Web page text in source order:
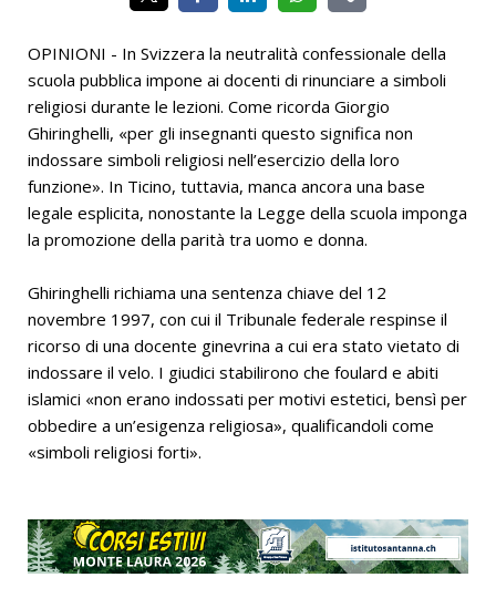
OPINIONI - In Svizzera la neutralità confessionale della
scuola pubblica impone ai docenti di rinunciare a simboli
religiosi durante le lezioni. Come ricorda Giorgio
Ghiringhelli, «per gli insegnanti questo significa non
indossare simboli religiosi nell’esercizio della loro
funzione». In Ticino, tuttavia, manca ancora una base
legale esplicita, nonostante la Legge della scuola imponga
la promozione della parità tra uomo e donna.
Ghiringhelli richiama una sentenza chiave del 12
novembre 1997, con cui il Tribunale federale respinse il
ricorso di una docente ginevrina a cui era stato vietato di
indossare il velo. I giudici stabilirono che foulard e abiti
islamici «non erano indossati per motivi estetici, bensì per
obbedire a un’esigenza religiosa», qualificandoli come
«simboli religiosi forti».